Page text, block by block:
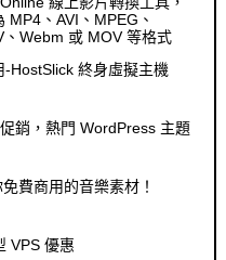
MP4、AVI、MPEG、
、Webm 或 MOV 等格式
-HostSlick 終身虛擬主機
銷，熱門 WordPress 主題
費商用的音樂素材！
VPS 優惠